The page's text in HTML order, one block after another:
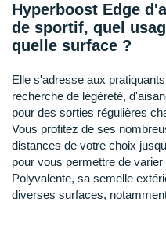
Hyperboost Edge
de sportif, quel
quelle surface ?
Elle s'adresse aux
recherche de légèreté,
pour des sorties régulières
Vous profitez de ses
distances de votre choix
pour vous permettre de varier
Polyvalente, sa semelle
diverses surfaces,
Polar
Puma
Raidlight
Reebok
Salomon
Saucony